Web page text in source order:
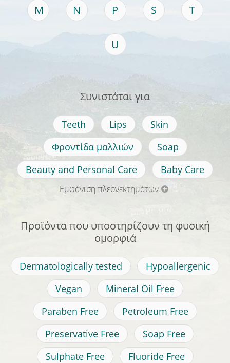
M N P S T
U
Συνιστάται για
Teeth Lips
Skin
Φροντίδα μαλλιών
Soap
Beauty and Personal Care
Baby Care
Εμφάνιση πλεονεκτημάτων
Προϊόντα που υποστηρίζουν τη φυσική
ομορφιά
Dermatologically tested
Hypoallergenic
Vegan
Mineral Oil Free
Paraben Free
Petroleum Free
Preservative Free
Soap Free
Sulphate Free
Fluoride Free